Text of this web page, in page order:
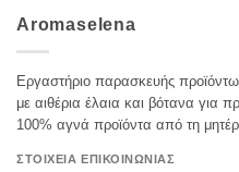
Aromaselena
Εργαστήριο παρασκευής
με αιθέρια έλαια και βότανα
100% αγνά προϊόντα από τη
ΣΤΟΙΧΕΙΑ ΕΠΙΚΟΙΝΩΝΙΑΣ